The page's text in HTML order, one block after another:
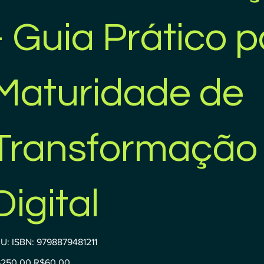
Guia Prático
de
SKU
ISBN:
ISBN: 9798879481211
Sale